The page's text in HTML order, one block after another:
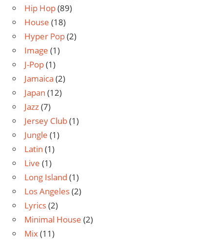
Hip Hop(89)
House (18)
Hyper Pop(2)
Image (1)
J-Pop(1)
Jamaica (2)
Japan (12)
Jazz(7)
Jersey Club(1)
Jungle (1)
Latin (1)
Live (1)
Long Island (1)
Los Angeles(2)
Lyrics(2)
Minimal House (2)
Mix (11)